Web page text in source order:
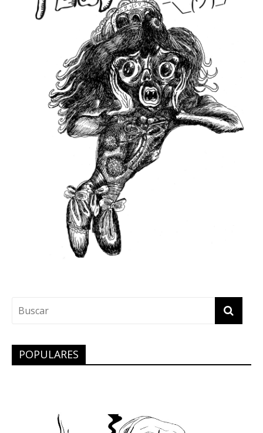
POPULARES